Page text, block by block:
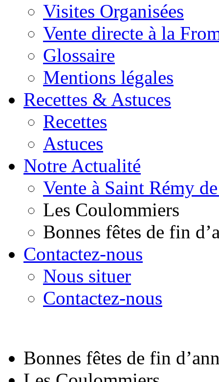
Visites Organisées
Vente directe à la
Glossaire
Mentions légales
Recettes & Astuces
Recettes
Astuces
Notre Actualité
Vente à Saint Rémy
Les Coulommiers
Bonnes fêtes de fin
Contactez-nous
Nous situer
Contactez-nous
Bonnes fêtes de fin